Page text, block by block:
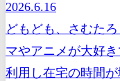
2026.6.16
どもども、さむた
マやアニメが大好
利用し在宅の時間